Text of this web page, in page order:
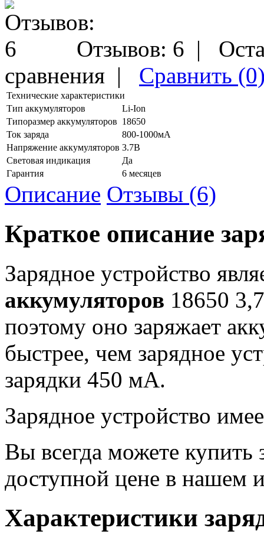
Отзывов: 6 |
сравнения | Сравнить
Технические характеристики
Тип аккумуляторов
Li-Ion
Типоразмер аккумуляторов 18650
Ток заряда
800-1000мА
Напряжение аккумуляторов 3.7В
Световая индикация
Да
Гарантия
6 месяцев
Описание Отзывы (6)
Краткое описание
Зарядное устройство
аккумуляторов 18650
поэтому оно заряжает
быстрее, чем зарядное
зарядки 450 мА.
Зарядное устройство
Вы всегда можете купить
доступной цене в нашем
Характеристики